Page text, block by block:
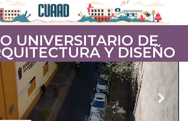
UNIVERSITARIO DE
Y DISEÑO
Next